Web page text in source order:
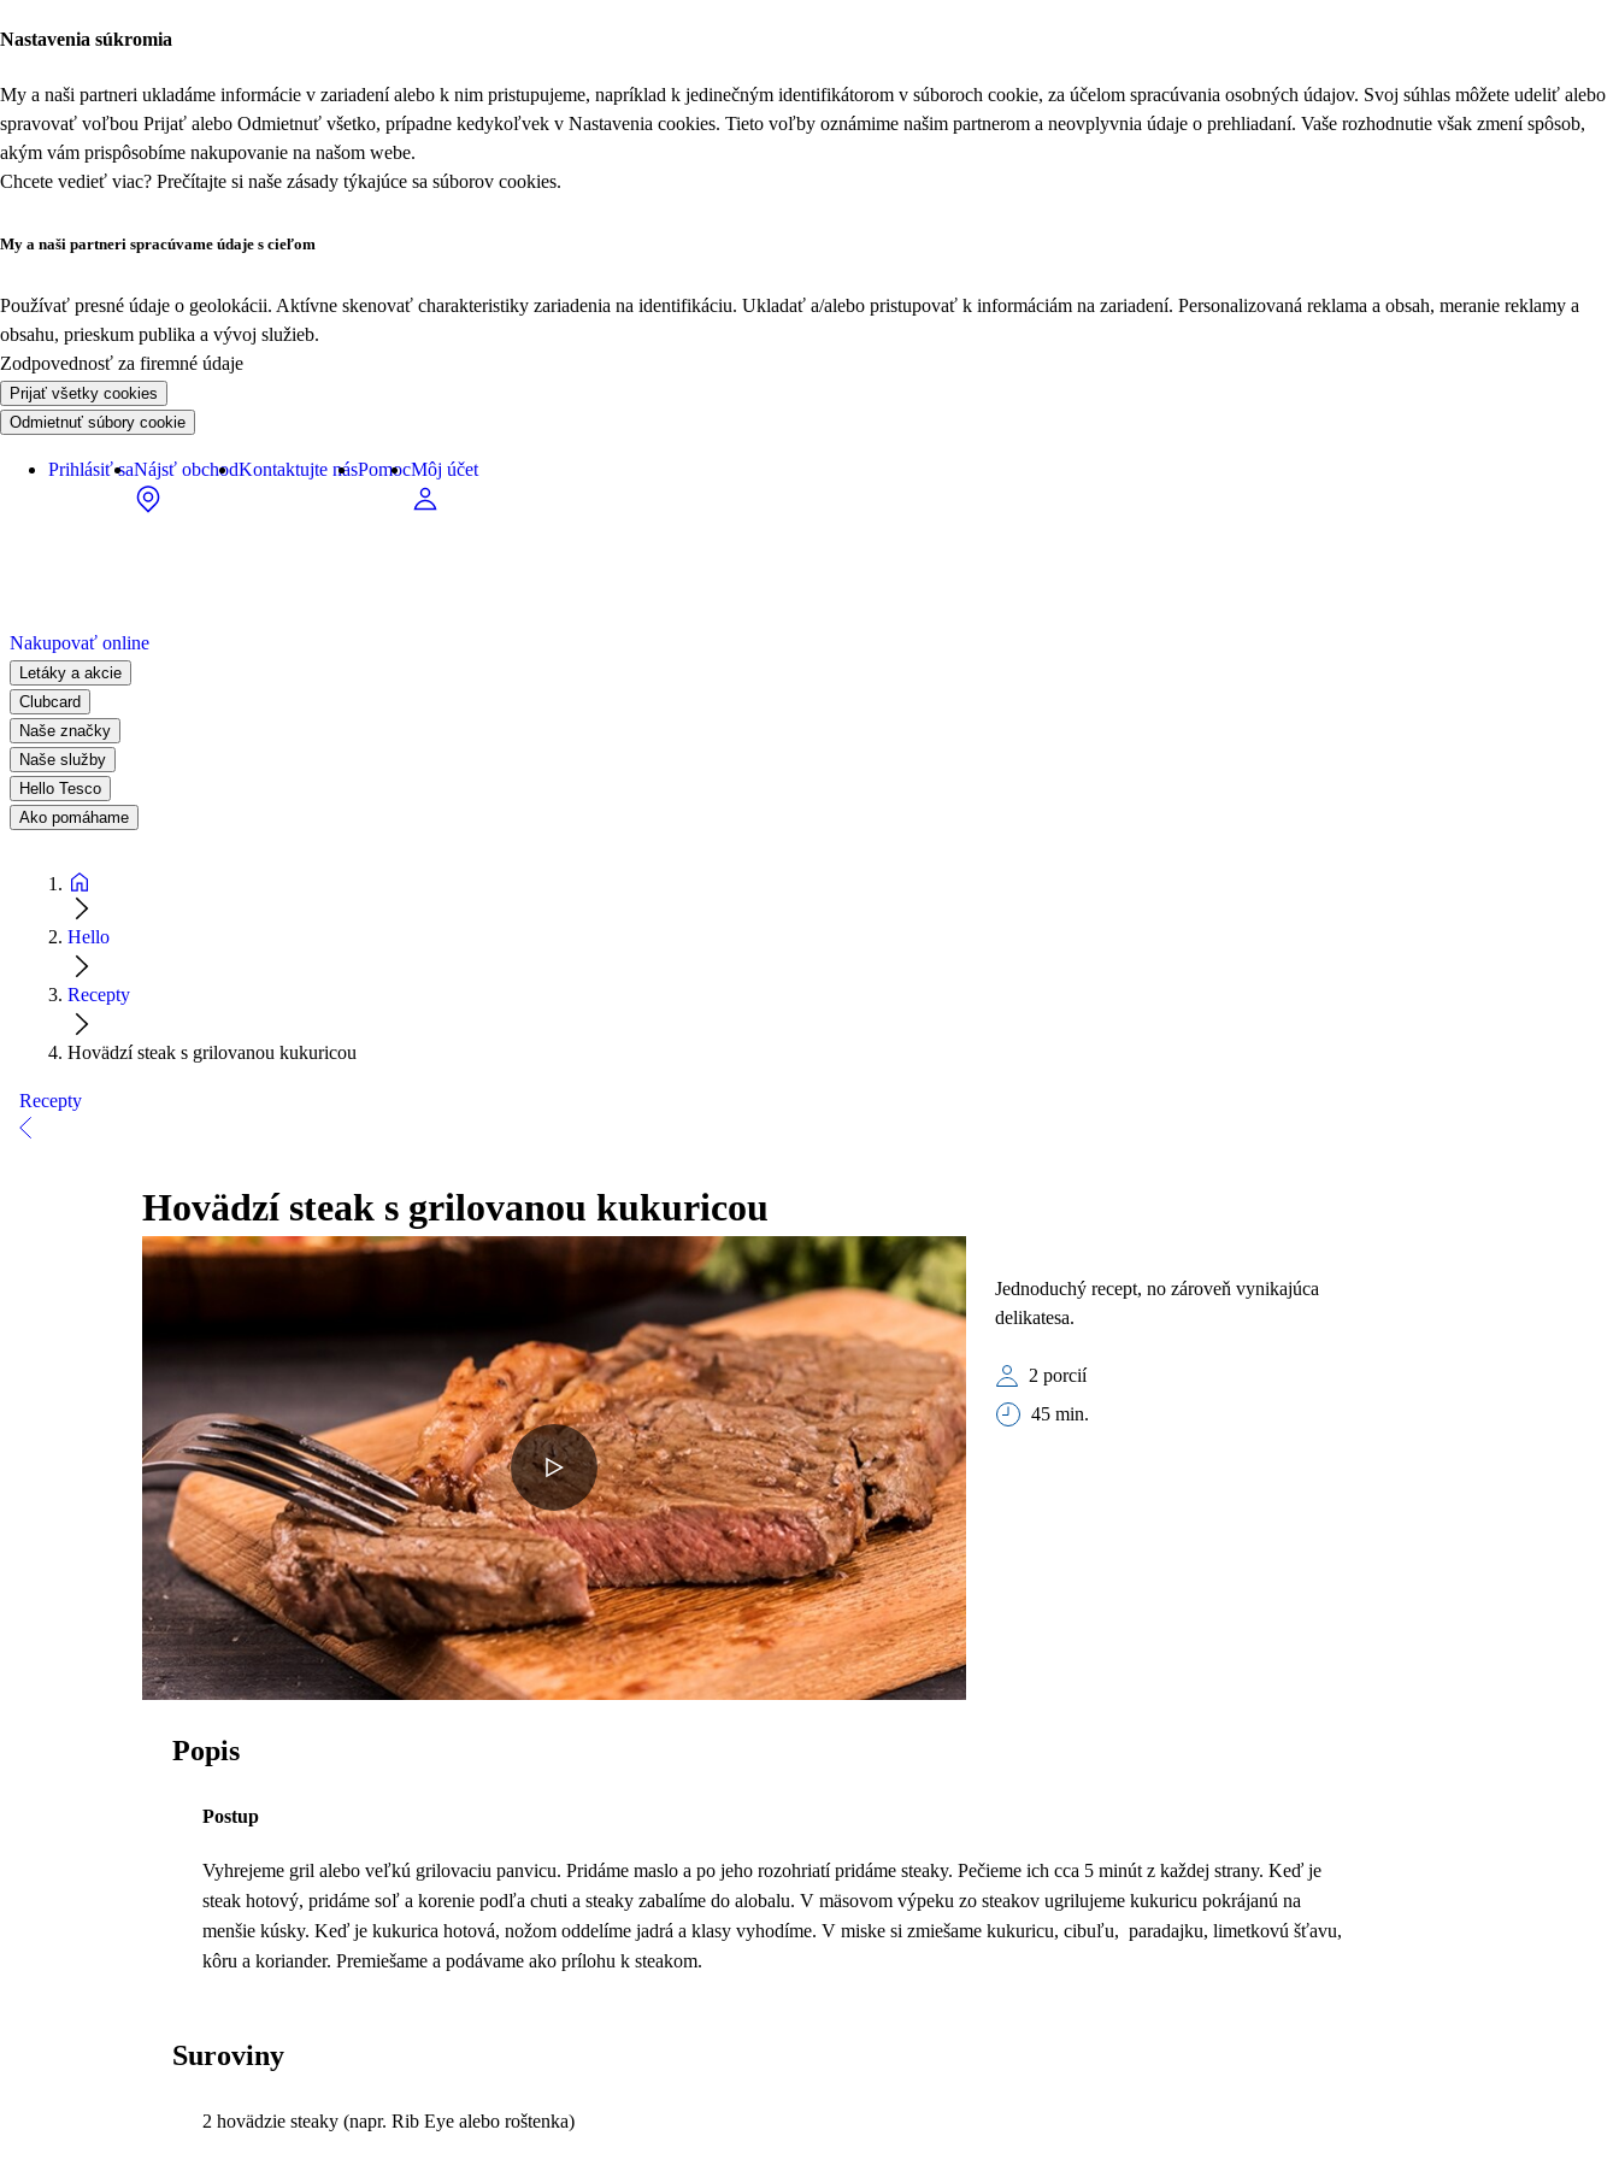
Nastavenia súkromia
My a naši partneri ukladáme informácie v zariadení alebo k nim pristupujeme, napríklad k jedinečným identifikátorom v súboroch cookie, za účelom spracúvania osobných údajov. Svoj súhlas môžete udeliť alebo
spravovať voľbou Prijať alebo Odmietnuť všetko, prípadne kedykoľvek v Nastavenia cookies. Tieto voľby oznámime našim partnerom a neovplyvnia údaje o prehliadaní. Vaše rozhodnutie však zmení spôsob,
akým vám prispôsobíme nakupovanie na našom webe.
Chcete vedieť viac? Prečítajte si naše zásady týkajúce sa súborov cookies.
My a naši partneri spracúvame údaje s cieľom
Používať presné údaje o geolokácii. Aktívne skenovať charakteristiky zariadenia na identifikáciu. Ukladať a/alebo pristupovať k informáciám na zariadení. Personalizovaná reklama a obsah, meranie reklamy a
obsahu, prieskum publika a vývoj služieb.
Zodpovednosť za firemné údaje
Prijať všetky cookies
Odmietnuť súbory cookie
Prihlásiť saNájsť obchodKontaktujte násPomocMôj účet
Nakupovať online
Letáky a akcie
Clubcard
Naše značky
Naše služby
Hello Tesco
Ako pomáhame
Hello
Recepty
Hovädzí steak s grilovanou kukuricou
Recepty
Hovädzí steak s grilovanou kukuricou
Jednoduchý recept, no zároveň vynikajúca
delikatesa.
2 porcií
45 min.
Popis
Postup
Vyhrejeme gril alebo veľkú grilovaciu panvicu. Pridáme maslo a po jeho rozohriatí pridáme steaky. Pečieme ich cca 5 minút z každej strany. Keď je
steak hotový, pridáme soľ a korenie podľa chuti a steaky zabalíme do alobalu. V mäsovom výpeku zo steakov ugrilujeme kukuricu pokrájanú na
menšie kúsky. Keď je kukurica hotová, nožom oddelíme jadrá a klasy vyhodíme. V miske si zmiešame kukuricu, cibuľu, paradajku, limetkovú šťavu,
kôru a koriander. Premiešame a podávame ako prílohu k steakom.
Suroviny
2 hovädzie steaky (napr. Rib Eye alebo roštenka)